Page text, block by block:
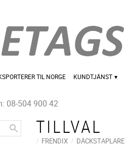
TIL NORGE KUNDTJÄNST
08-504 900 42
TILLVAL
FRENDIX DÄCKSTAPLARE